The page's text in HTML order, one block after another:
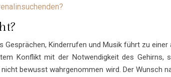
Kinderrufen und Musik führt zu
Konflikt mit der Notwendigkeit des
bewusst wahrgenommen wird. Der Wunsch